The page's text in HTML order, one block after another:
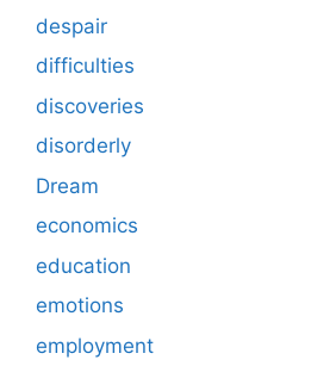
despair
difficulties
discoveries
disorderly
Dream
economics
education
emotions
employment